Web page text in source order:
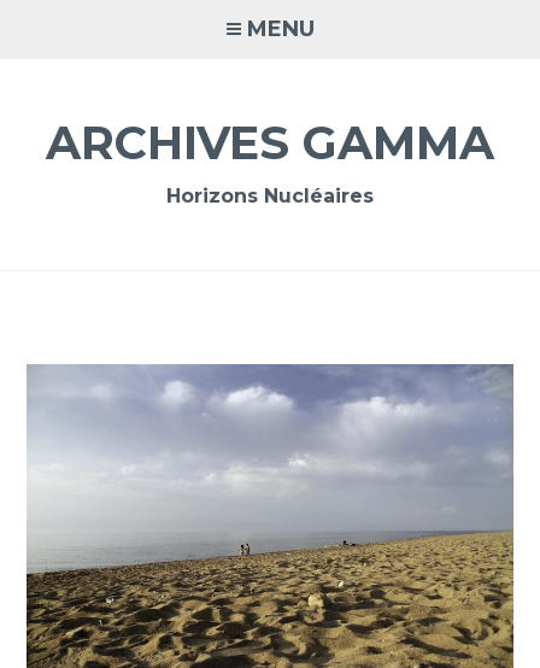
MENU
ARCHIVES GAMMA
Horizons Nucléaires